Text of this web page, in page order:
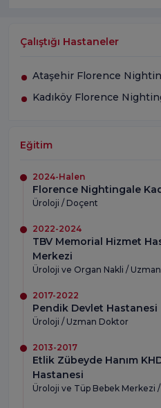
Çalıştığı Hastaneler
Ataşehir Florence
Kadıköy Florence
Eğitim
2024-Halen
Florence Nightingale
Üroloji / Doçent
2022-2024
TBV Memorial Hizmet
Merkezi
Üroloji ve Organ Nakli /
2017-2022
Pendik Devlet Hastanesi
Üroloji / Uzman Doktor
2013-2017
Etlik Zübeyde Hanım
Hastanesi
Üroloji ve Tüp Bebek Merkezi